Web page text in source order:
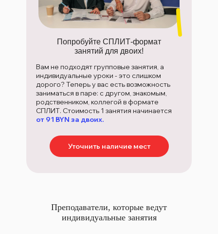
Попробуйте СПЛИТ-формат
занятий для двоих!
Вам не подходят групповые занятия, а
индивидуальные уроки - это слишком
дорого? Теперь у вас есть возможность
заниматься в паре: с другом, знакомым,
родственником, коллегой в формате
СПЛИТ. Стоимость 1 занятия начинается
от 91 BYN за двоих.
Уточнить наличие мест
Преподаватели, которые ведут
индивидуальные занятия